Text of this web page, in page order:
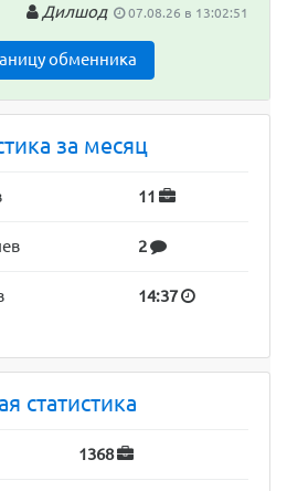
Дилшод 07.08.26 в 13:02:51
обменника
за месяц
11
2
14:37
статистика
1368